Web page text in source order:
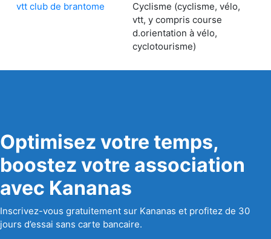
vtt club de brantome
Cyclisme (cyclisme, vélo,
vtt, y compris course
d.orientation à vélo,
cyclotourisme)
Optimisez votre temps,
boostez votre association
avec Kananas
Inscrivez-vous gratuitement sur Kananas et profitez de 30
jours d’essai sans carte bancaire.